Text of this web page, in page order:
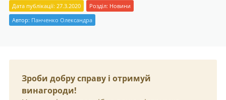
Дата публікації: 27.3.2020 Розділ: Новини
Автор: Панченко Олександра
Зроби добру справу і отримуй
винагороди!